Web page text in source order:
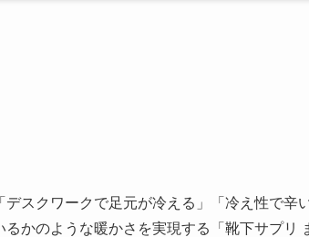
デスクワークで足元が冷える」「冷え性で
かのような暖かさを実現する「靴下サプリ